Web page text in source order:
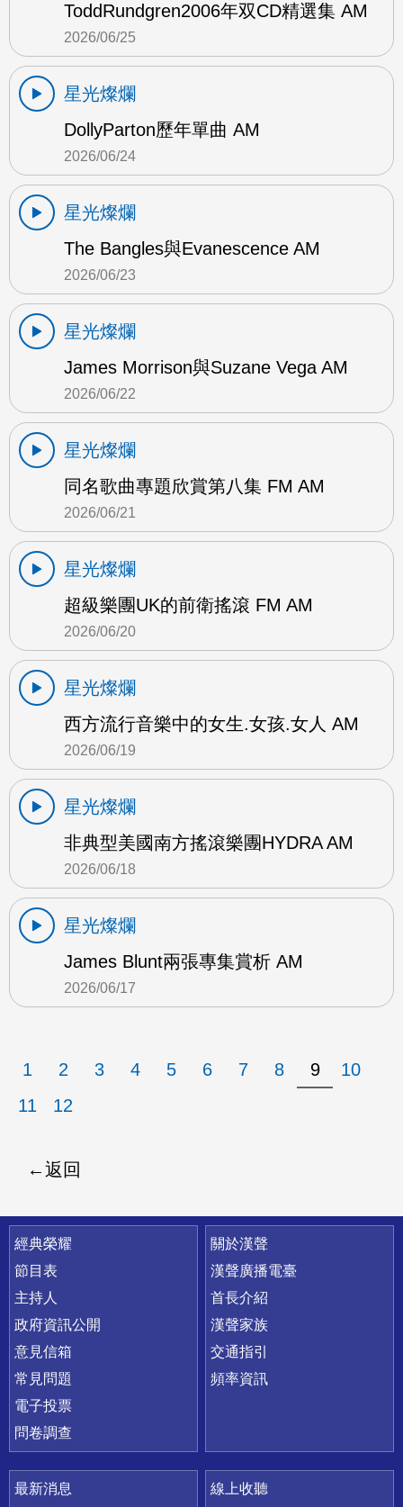
ToddRundgren2006年双CD精選集 AM
2026/06/25
星光燦爛
DollyParton歷年單曲 AM
2026/06/24
星光燦爛
The Bangles與Evanescence AM
2026/06/23
星光燦爛
James Morrison與Suzane Vega AM
2026/06/22
星光燦爛
同名歌曲專題欣賞第八集 FM AM
2026/06/21
星光燦爛
超級樂團UK的前衛搖滾 FM AM
2026/06/20
星光燦爛
西方流行音樂中的女生.女孩.女人 AM
2026/06/19
星光燦爛
非典型美國南方搖滾樂團HYDRA AM
2026/06/18
星光燦爛
James Blunt兩張專集賞析 AM
2026/06/17
1 2 3 4 5 6 7 8 9
10
11
12
返回
快速連結
經典榮耀
節目表
主持人
政府資訊公開
意見信箱
常見問題
電子投票
問卷調查
關於漢聲
漢聲廣播電臺
首長介紹
漢聲家族
交通指引
頻率資訊
最新消息
線上收聽